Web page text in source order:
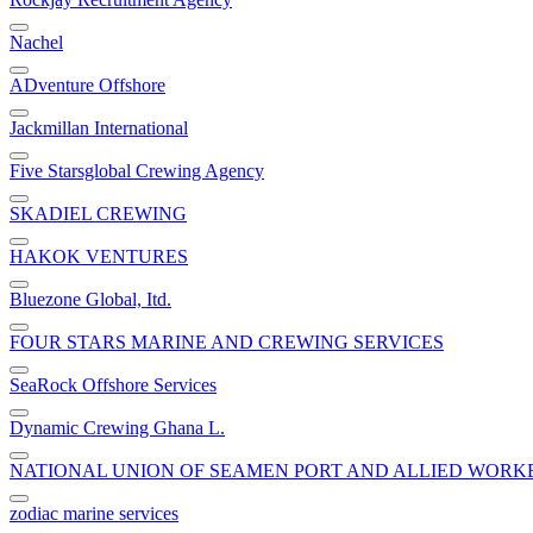
Nachel
ADventure Offshore
Jackmillan International
Five Starsglobal Crewing Agency
SKADIEL CREWING
HAKOK VENTURES
Bluezone Global, Itd.
FOUR STARS MARINE AND CREWING SERVICES
SeaRock Offshore Services
Dynamic Crewing Ghana L.
NATIONAL UNION OF SEAMEN PORT AND ALLIED
zodiac marine services